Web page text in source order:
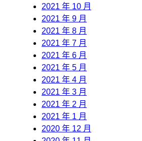
2021 年 10 月
2021 年 9 月
2021 年 8 月
2021 年 7 月
2021 年 6 月
2021 年 5 月
2021 年 4 月
2021 年 3 月
2021 年 2 月
2021 年 1 月
2020 年 12 月